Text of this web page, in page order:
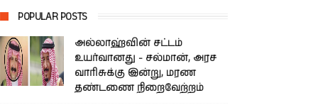
POPULAR POSTS
அல்லாஹ்வின் சட்டம்
உயர்வானது - சல்மான், அரச
வாரிசுக்கு இன்று, மரண
தண்டணை நிறைவேற்றம்